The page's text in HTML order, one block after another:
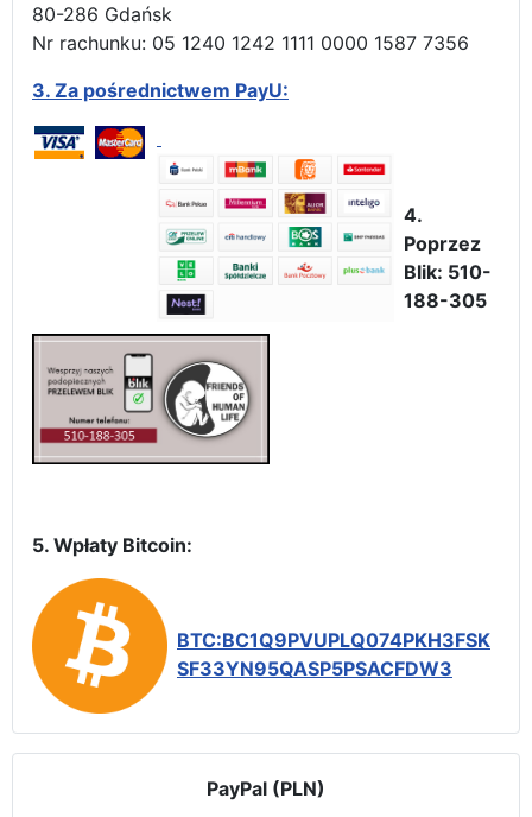
80-286 Gdańsk
Nr rachunku: 05 1240 1242 1111 0000 1587 7356
3. Za pośrednictwem PayU:
4.
Poprzez
Blik: 510-
188-305
5. Wpłaty Bitcoin:
BTC:BC1Q9PVUPLQ074PKH3FSK
SF33YN95QASP5PSACFDW3
PayPal (PLN)